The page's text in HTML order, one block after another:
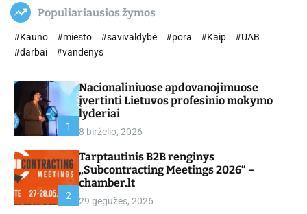
e
h
o
r
Populiariausios žymos
#Kauno #miesto #savivaldybė #pora #Kaip
#UAB
#darbai
#vandenys
1
Nacionaliniuose apdovanojimuose
įvertinti Lietuvos profesinio mokymo
lyderiai
8 birželio, 2026
2
Tarptautinis B2B renginys
„Subcontracting Meetings 2026“ –
chamber.lt
29 gegužės, 2026